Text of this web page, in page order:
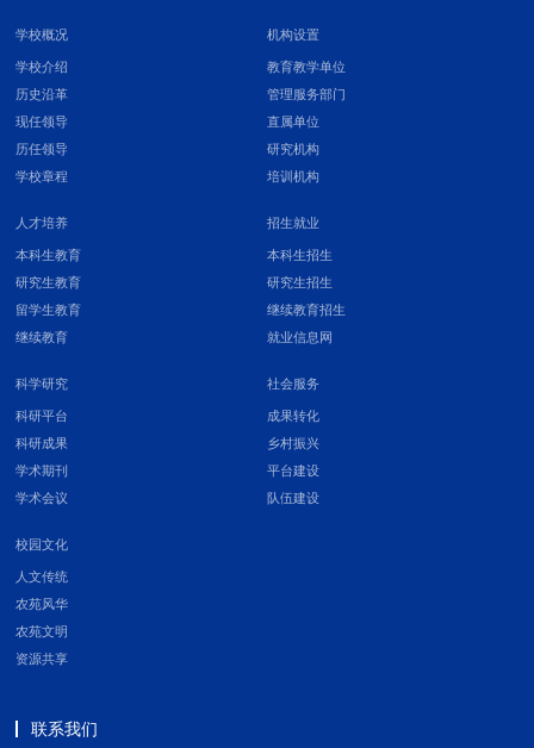
学校概况
学校介绍
历史沿革
现任领导
历任领导
学校章程
机构设置
教育教学单位
管理服务部门
直属单位
研究机构
培训机构
人才培养
本科生教育
研究生教育
留学生教育
继续教育
招生就业
本科生招生
研究生招生
继续教育招生
就业信息网
科学研究
科研平台
科研成果
学术期刊
学术会议
社会服务
成果转化
乡村振兴
平台建设
队伍建设
校园文化
人文传统
农苑风华
农苑文明
资源共享
联系我们